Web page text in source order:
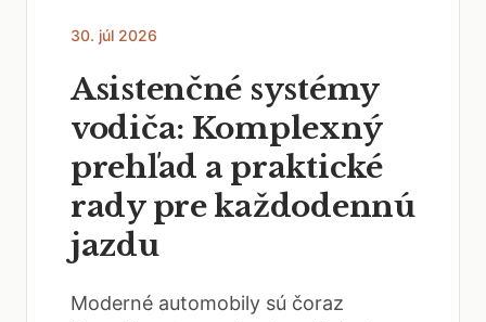
30. júl 2026
Asistenčné systémy
vodiča: Komplexný
prehľad a praktické
rady pre každodennú
jazdu
Moderné automobily sú čoraz